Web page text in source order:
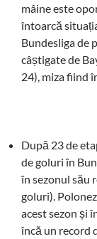
mâine este
întoarcă
Bundesliga de
câștigate de
24), miza fiind
După 23 de
de goluri în
în sezonul său
goluri).
acest sezon și
încă un record